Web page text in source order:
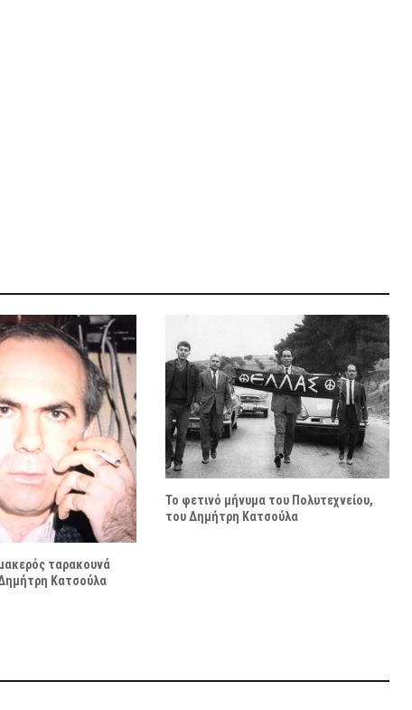
ταρακουνά
Κατσούλα
Το φετινό μήνυμα του Πολυτεχνείου,
του Δημήτρη Κατσούλα